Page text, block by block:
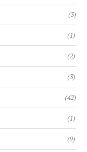
(3)
(1)
(2)
(3)
(42)
(1)
(9)